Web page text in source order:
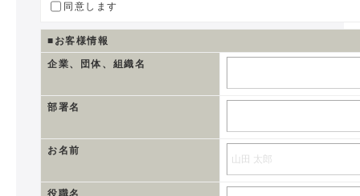
同意します
■お客様情報
企業、団体、組織名
部署名
お名前
役職名